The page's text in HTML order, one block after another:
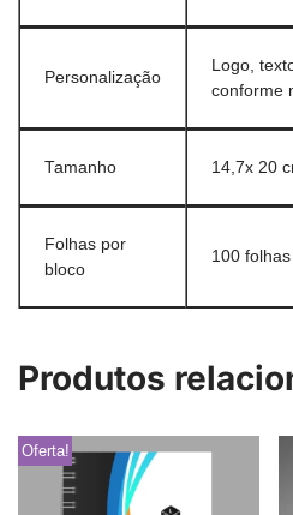
Personalização
Logo,
conforme
Tamanho 14,7x 20
Folhas por
bloco
100 folhas
Produtos
Oferta!